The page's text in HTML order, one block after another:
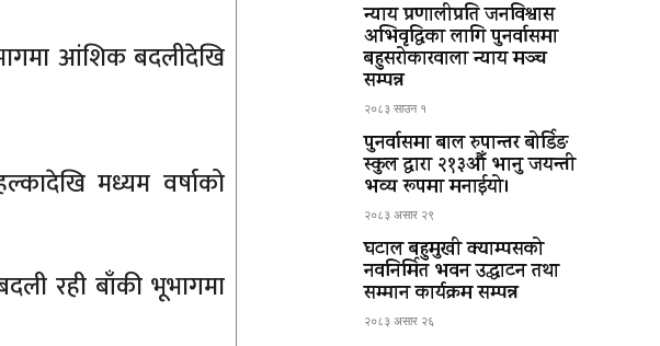
आंशिक बदलीदेखि
मध्यम वर्षाको
रही बाँकी भूभागमा
न्याय प्रणालीप्रति जनविश्वास
अभिवृद्धिका लागि पुनर्वासमा
बहुसरोकारवाला न्याय मञ्च
सम्पन्न
२०८३ साउन १
पुनर्वासमा बाल रुपान्तर बोर्डिङ
स्कुल द्धारा २१३औँ भानु जयन्ती
भव्य रूपमा मनाईयो।
२०८३ असार २९
घटाल बहुमुखी क्याम्पसको
नवनिर्मित भवन उद्घाटन तथा
सम्मान कार्यक्रम सम्पन्न
२०८३ असार २६